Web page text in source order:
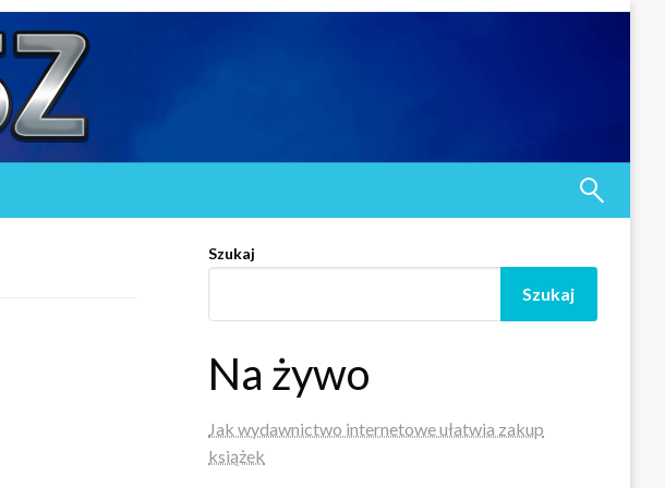
Szukaj
Szukaj
Na żywo
Jak wydawnictwo internetowe ułatwia zakup
książek